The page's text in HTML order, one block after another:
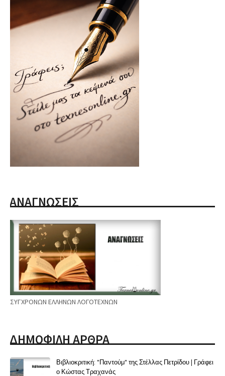
ΑΝΑΓΝΩΣΕΙΣ
ΣΥΓΧΡΟΝΩΝ ΕΛΛΗΝΩΝ ΛΟΓΟΤΕΧΝΩΝ
ΔΗΜΟΦΙΛΗ ΑΡΘΡΑ
Βιβλιοκριτική: "Παντούμ" της Στέλλας Πετρίδου | Γράφει
ο Κώστας Τραχανάς